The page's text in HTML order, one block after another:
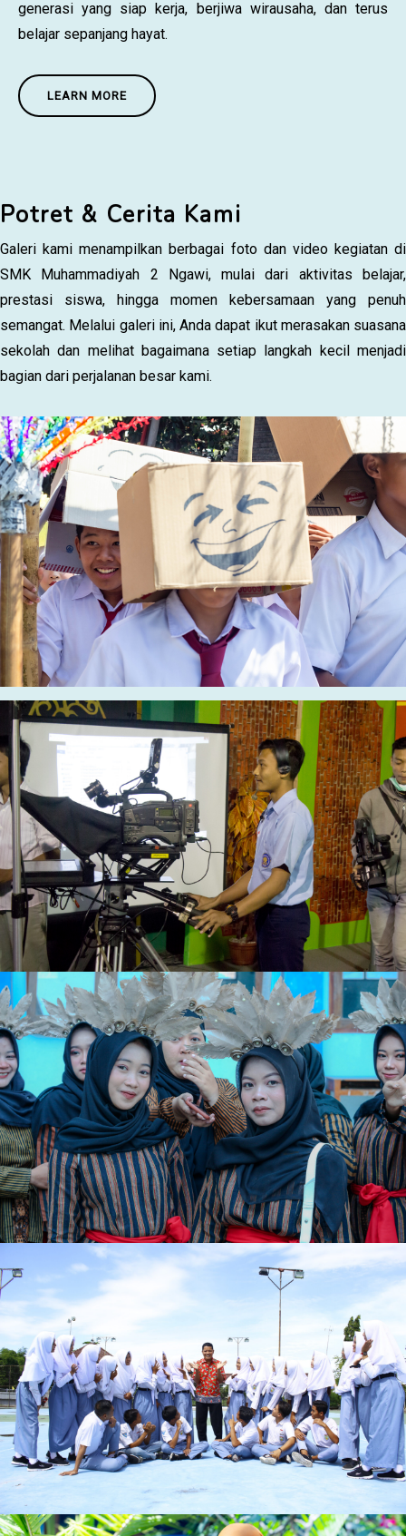
generasi yang siap kerja, berjiwa wirausaha, dan terus
belajar sepanjang hayat.
LEARN MORE
Potret & Cerita Kami
Galeri kami menampilkan berbagai foto dan video kegiatan di
SMK Muhammadiyah 2 Ngawi, mulai dari aktivitas belajar,
prestasi siswa, hingga momen kebersamaan yang penuh
semangat. Melalui galeri ini, Anda dapat ikut merasakan suasana
sekolah dan melihat bagaimana setiap langkah kecil menjadi
bagian dari perjalanan besar kami.